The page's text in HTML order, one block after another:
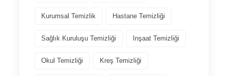
Kurumsal Temizlik Hastane Temizliği
Sağlık Kuruluşu Temizliği Inşaat Temizliği
Okul Temizliği Kreş Temizliği